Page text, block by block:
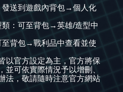
發送到遊戲內背包→個人化
類：可至背包→英雄/造型中
至背包→戰利品中查看並使
以官方設定為主，官方將保
並可依實際情況予以增刪、
法，敬請隨時注意官方網站